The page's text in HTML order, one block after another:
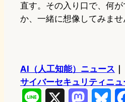
直す。その入り口で、何
か、一緒に想像してみませ
AI（人工知能）ニュース
サイバーセキュリティニュ